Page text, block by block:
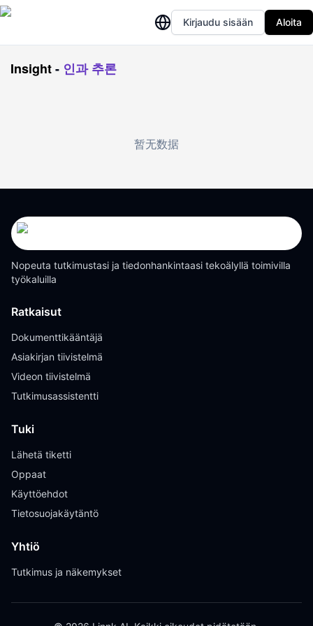
Kirjaudu sisään Aloita
Insight- 인과 추론
暂无数据
Nopeuta tutkimustasi ja tiedonhankintaasi tekoälyllä toimivilla
työkaluilla
Ratkaisut
Dokumenttikääntäjä
Asiakirjan tiivistelmä
Videon tiivistelmä
Tutkimusassistentti
Tuki
Lähetä tiketti
Oppaat
Käyttöehdot
Tietosuojakäytäntö
Yhtiö
Tutkimus ja näkemykset